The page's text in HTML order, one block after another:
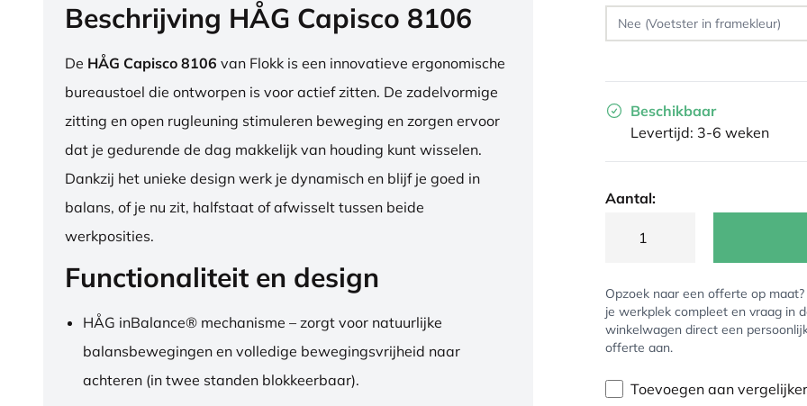
Beschrijving HÅG Capisco 8106
De HÅG Capisco 8106 van Flokk is een innovatieve ergonomische
bureaustoel die ontworpen is voor actief zitten. De zadelvormige
zitting en open rugleuning stimuleren beweging en zorgen ervoor
dat je gedurende de dag makkelijk van houding kunt wisselen.
Dankzij het unieke design werk je dynamisch en blijf je goed in
balans, of je nu zit, halfstaat of afwisselt tussen beide
werkposities.
Functionaliteit en design
HÅG inBalance® mechanisme – zorgt voor natuurlijke
balansbewegingen en volledige bewegingsvrijheid naar
achteren (in twee standen blokkeerbaar).
Beschikbaar
Levertijd: 3-6 weken
Aantal:
Opzoek naar een offerte op
je werkplek compleet en vraag in
winkelwagen direct een
offerte aan.
Toevoegen aan vergelijker